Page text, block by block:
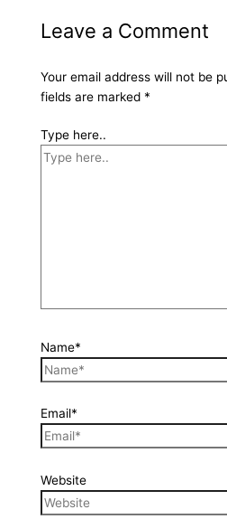
Leave a Comment
Your email address will not be
fields are marked *
Type here..
Name*
Email*
Website